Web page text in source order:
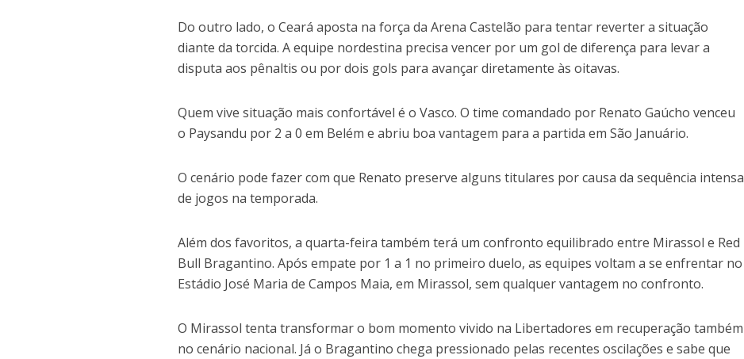
Do outro lado, o Ceará aposta na força da Arena Castelão para tentar reverter a situação
diante da torcida. A equipe nordestina precisa vencer por um gol de diferença para levar a
disputa aos pênaltis ou por dois gols para avançar diretamente às oitavas.
Quem vive situação mais confortável é o Vasco. O time comandado por Renato Gaúcho venceu
o Paysandu por 2 a 0 em Belém e abriu boa vantagem para a partida em São Januário.
O cenário pode fazer com que Renato preserve alguns titulares por causa da sequência intensa
de jogos na temporada.
Além dos favoritos, a quarta-feira também terá um confronto equilibrado entre Mirassol e Red
Bull Bragantino. Após empate por 1 a 1 no primeiro duelo, as equipes voltam a se enfrentar no
Estádio José Maria de Campos Maia, em Mirassol, sem qualquer vantagem no confronto.
O Mirassol tenta transformar o bom momento vivido na Libertadores em recuperação também
no cenário nacional. Já o Bragantino chega pressionado pelas recentes oscilações e sabe que